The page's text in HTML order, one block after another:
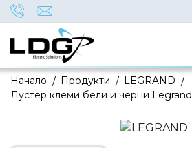
/
Начало /
Продукти /
LEGRAND
Лустер клеми бели и черни Legrand